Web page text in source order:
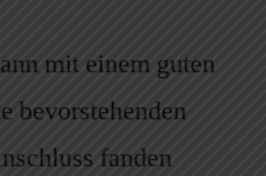
mit einem guten
bevorstehenden
fanden